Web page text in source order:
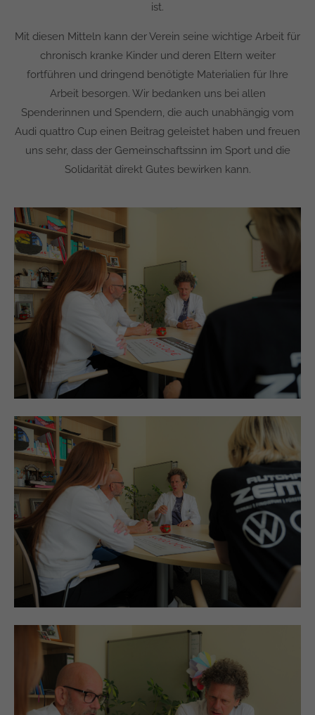
ist.
Mit diesen Mitteln kann der Verein seine wichtige Arbeit für
chronisch kranke Kinder und deren Eltern weiter
fortführen und dringend benötigte Materialien für Ihre
Arbeit besorgen. Wir bedanken uns bei allen
Spenderinnen und Spendern, die auch unabhängig vom
Audi quattro Cup einen Beitrag geleistet haben und freuen
uns sehr, dass der Gemeinschaftssinn im Sport und die
Solidarität direkt Gutes bewirken kann.